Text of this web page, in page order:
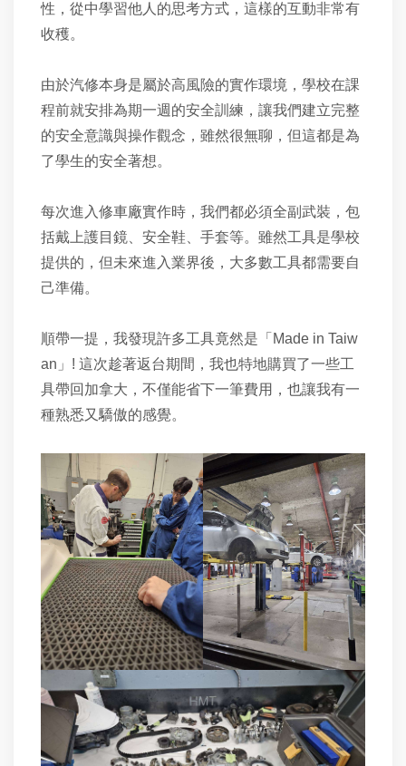
性，從中學習他人的思考方式，這樣的互動非常有
收穫。
由於汽修本身是屬於高風險的實作環境，學校在課
程前就安排為期一週的安全訓練，讓我們建立完整
的安全意識與操作觀念，雖然很無聊，但這都是為
了學生的安全著想。
每次進入修車廠實作時，我們都必須全副武裝，包
括戴上護目鏡、安全鞋、手套等。雖然工具是學校
提供的，但未來進入業界後，大多數工具都需要自
己準備。
順帶一提，我發現許多工具竟然是「Made in Taiw
an」! 這次趁著返台期間，我也特地購買了一些工
具帶回加拿大，不僅能省下一筆費用，也讓我有一
種熟悉又驕傲的感覺。